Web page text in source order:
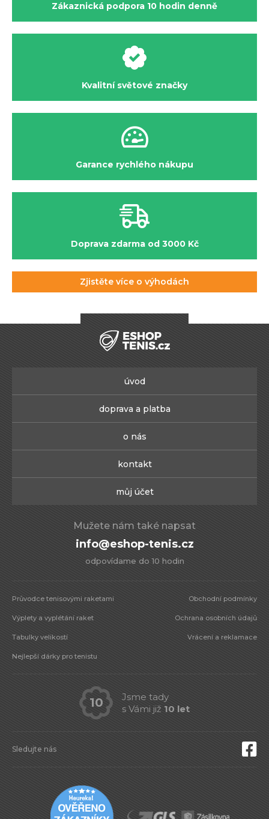
Zákaznická podpora 10 hodin denně
Kvalitní světové značky
Garance rychlého nákupu
Doprava zdarma od 3000 Kč
Zjistěte více o výhodách
úvod
doprava a platba
o nás
kontakt
můj účet
Mužete nám také napsat
info@eshop-tenis.cz
odpovídame do 10 hodin
Průvodce tenisovými raketami
Výplety a vyplétání raket
Tabulky velikostí
Nejlepší dárky pro tenistu
Obchodní podmínky
Ochrana osobních údajů
Vrácení a reklamace
Sledujte nás
10
Jsme tady
s Vámi již 10 let